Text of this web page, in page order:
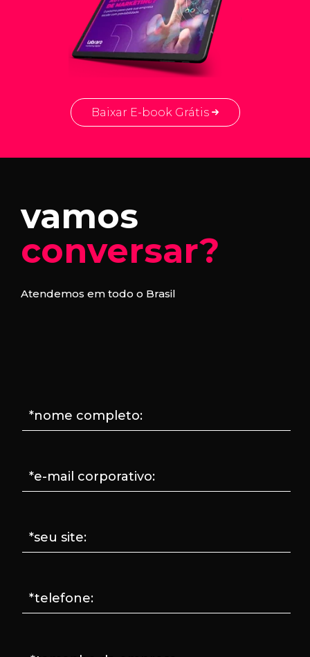
Baixar E-book Grátis
vamos
conversar?
Atendemos em todo o Brasil
*nome completo:
*e-mail corporativo:
*seu site:
*telefone: